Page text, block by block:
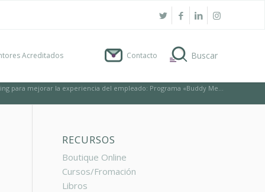
Acreditados Contacto
para mejorar la experiencia del empleado: Programa «Buddy Me...
RECURSOS
Boutique Online
Cursos/Fromación
Libros